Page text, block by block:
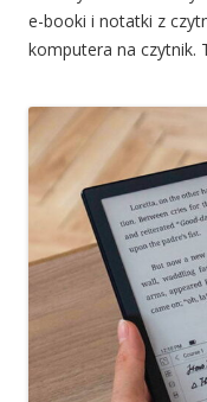
e-booki i notatki z
komputera na czytnik.